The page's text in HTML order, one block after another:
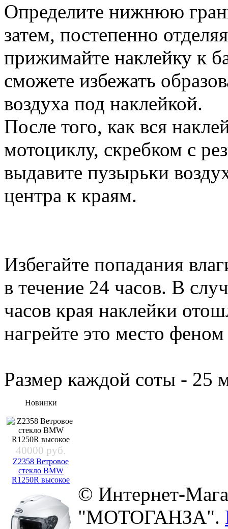
Определите нижнюю
затем, постепенно
прижимайте наклейку к
сможете избежать
воздуха под наклейкой.
После того, как вся
мотоциклу, скребком с
выдавите пузырьки
центра к краям.
Избегайте попадания
в течение 24 часов. В
часов края наклейки
нагрейте это место
Размер каждой соты - 25
Новинки
40000 руб.
Z2358 Ветровое
стекло BMW
R1250R высокое
© Интернет-
"МОТОГАНЗА".